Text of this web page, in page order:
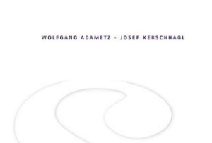
hinzufügen